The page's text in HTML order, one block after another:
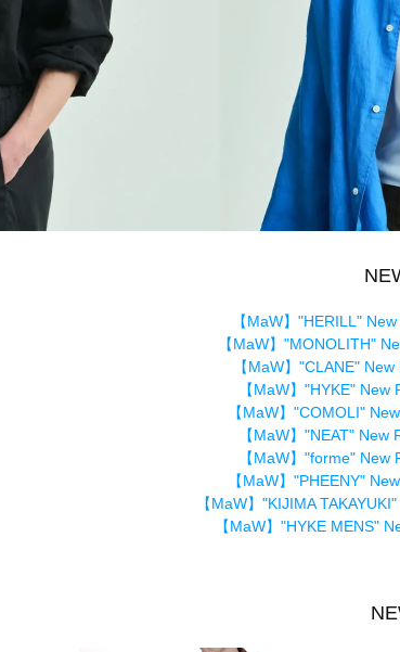
【MaW】"HERILL"
【MaW】"MONOLITH"
【MaW】"CLANE"
【MaW】"HYKE" New
【MaW】"COMOLI"
【MaW】"NEAT" New
【MaW】"forme" New
【MaW】"PHEENY"
【MaW】"KIJIMA
【MaW】"HYKE MENS"